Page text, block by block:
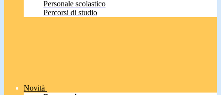
Personale scolastico
Percorsi di studio
Novità